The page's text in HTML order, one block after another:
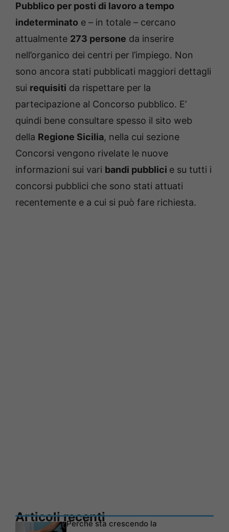
Pubblico per posti di lavoro a tempo
indeterminato e – in totale – cercano
attualmente 273 persone da inserire
nell’organico dei centri per l’impiego. Non
sono ancora stati pubblicati maggiori dettagli
sui requisiti da rispettare per la
partecipazione al Concorso pubblico. E’
quindi bene consultare spesso il sito web
della Regione Sicilia, nella cui sezione
Concorsi vengono rivelate le nuove
informazioni sui vari bandi pubblici e su tutti i
concorsi pubblici che sono stati attuati
recentemente e a cui si può fare richiesta.
Articoli recentiPerché sta crescendo la